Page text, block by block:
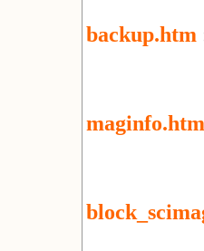
backup.htm
maginfo.htm